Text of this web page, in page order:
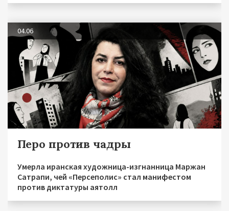
04.06
Перо против чадры
Умерла иранская художница-изгнанница Маржан
Сатрапи, чей «Персеполис» стал манифестом
против диктатуры аятолл